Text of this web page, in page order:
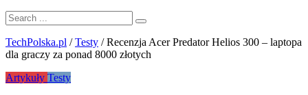
TechPolska.pl /Testy /Recenzja Acer Predator Helios 300 – laptopa
dla graczy za ponad 8000 złotych
Artykuły Testy